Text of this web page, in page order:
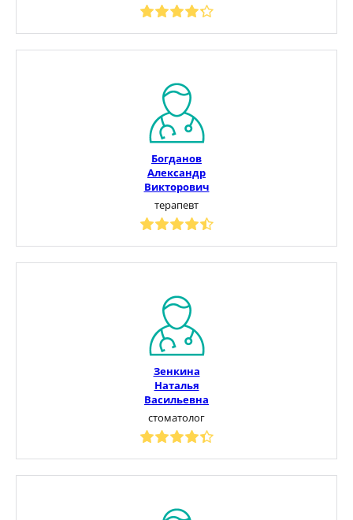
Богданов
Александр
Викторович
терапевт
Зенкина
Наталья
Васильевна
стоматолог